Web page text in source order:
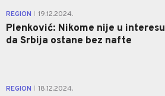
REGION 19.12.2024.
Plenković: Nikome nije u interesu
da Srbija ostane bez nafte
REGION 18.12.2024.